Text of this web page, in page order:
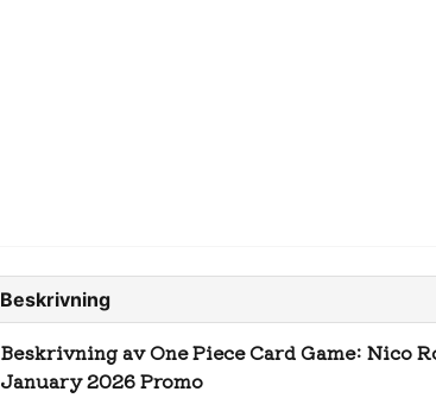
Beskrivning
Beskrivning av One Piece Card Game: Nico
January 2026 Promo